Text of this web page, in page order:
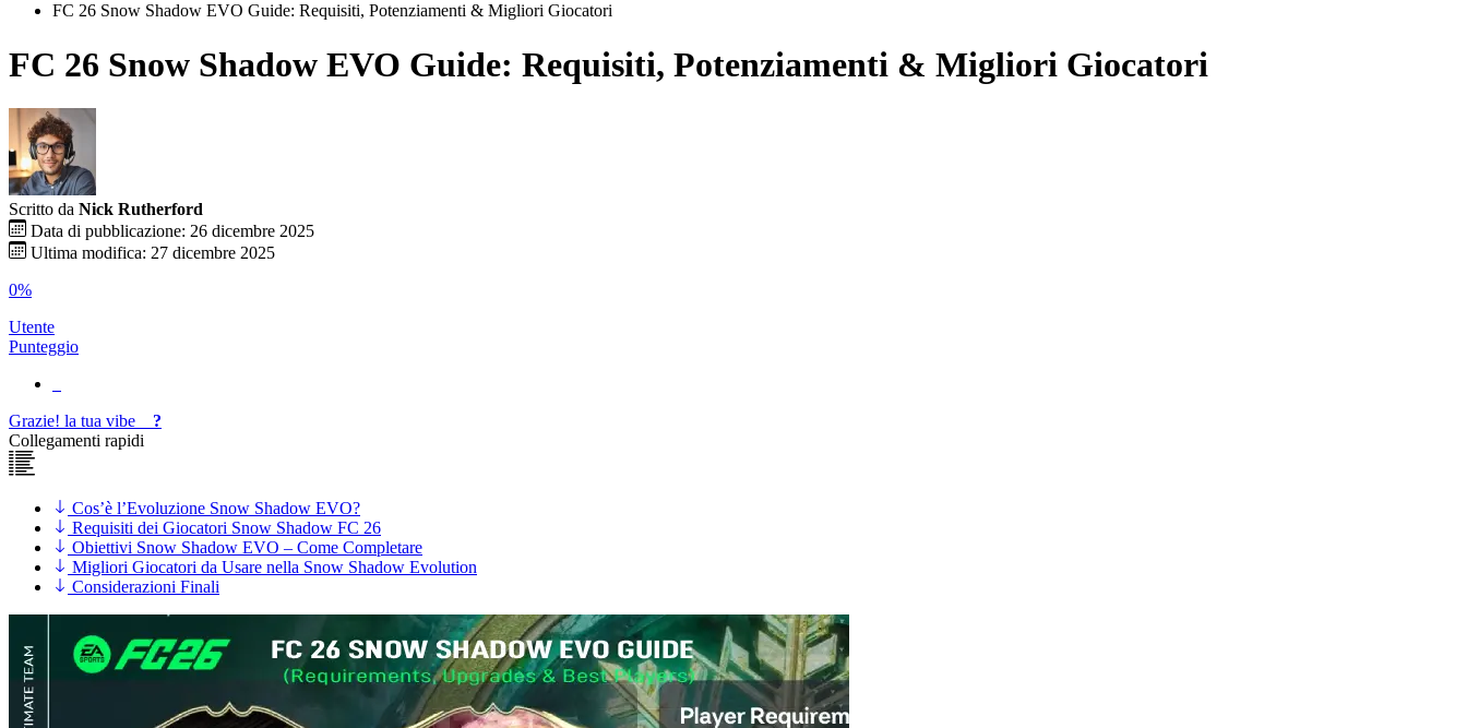
FC 26 Snow Shadow EVO Guide: Requisiti, Potenziamenti & Migliori Giocatori
FC 26 Snow Shadow EVO Guide: Requisiti, Potenziamenti & Migliori Giocatori
Scritto da Nick Rutherford
Data di pubblicazione: 26 dicembre 2025
Ultima modifica: 27 dicembre 2025
0%
Utente
Punteggio
Grazie! la tua vibe
?
Collegamenti rapidi
Cos’è l’Evoluzione Snow Shadow EVO?
Requisiti dei Giocatori Snow Shadow FC 26
Obiettivi Snow Shadow EVO – Come Completare
Migliori Giocatori da Usare nella Snow Shadow Evolution
Considerazioni Finali